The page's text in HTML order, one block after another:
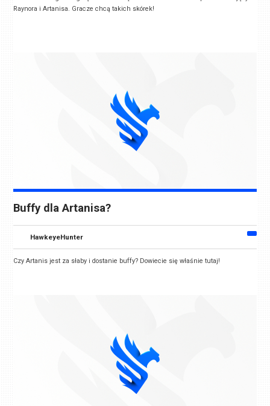
Raynora i Artanisa. Gracze chcą takich skórek!
Buffy dla Artanisa?
HawkeyeHunter
Czy Artanis jest za słaby i dostanie buffy? Dowiecie się właśnie tutaj!